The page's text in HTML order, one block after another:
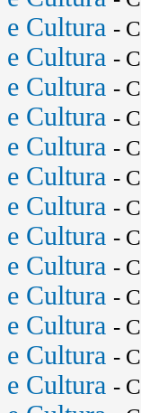
Cultura -
Cultura -
Cultura -
Cultura -
Cultura -
Cultura -
Cultura -
Cultura -
Cultura -
Cultura -
Cultura -
Cultura -
Cultura -